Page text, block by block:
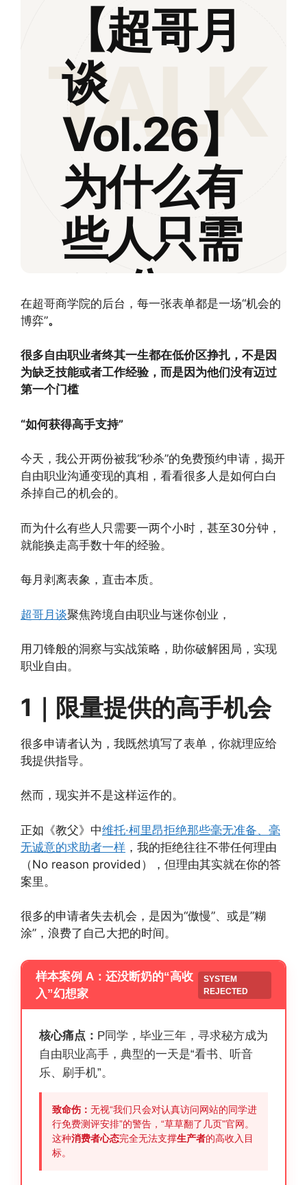
TALK
【超哥月
谈
Vol.26】
为什么有
些人只需
30分
钟，就能
换走高手
数十年的
经验？
在超哥商学院的后台，每一张表单都是一场“机会的
博弈”。
很多自由职业者终其一生都在低价区挣扎，不是因
为缺乏技能或者工作经验，而是因为他们没有迈过
第一个门槛
“如何获得高手支持”
今天，我公开两份被我“秒杀”的免费预约申请，揭开
自由职业沟通变现的真相，看看很多人是如何白白
杀掉自己的机会的。
而为什么有些人只需要一两个小时，甚至30分钟，
就能换走高手数十年的经验。
每月剥离表象，直击本质。
超哥月谈聚焦跨境自由职业与迷你创业，
用刀锋般的洞察与实战策略，助你破解困局，实现
职业自由。
1｜限量提供的高手机会
很多申请者认为，我既然填写了表单，你就理应给
我提供指导。
然而，现实并不是这样运作的。
正如《教父》中维托·柯里昂拒绝那些毫无准备、毫
无诚意的求助者一样 ，我的拒绝往往不带任何理由
（No reason provided），但理由其实就在你的答
案里。
很多的申请者失去机会，是因为“傲慢”、或是”糊
涂”，浪费了自己大把的时间。
样本案例 A：还没断奶的“高收
入”幻想家
SYSTEM
REJECTED
核心痛点： P同学，毕业三年，寻求秘方成为
自由职业高手，典型的一天是“看书、听音
乐、刷手机”。
致命伤： 无视“我们只会对认真访问网站的同学进
行免费测评安排”的警告，“草草翻了几页”官网。
这种消费者心态完全无法支撑生产者的高收入目
标。